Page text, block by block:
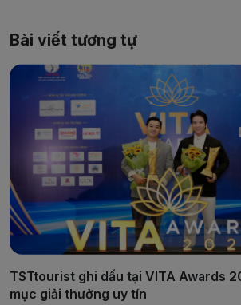
Bài viết tương tự
TSTtourist ghi dấu tại VITA Awards
mục giải thưởng uy tín